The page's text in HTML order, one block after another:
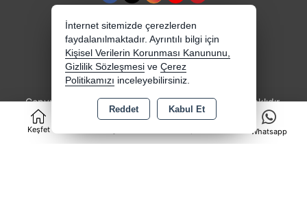
Keşfet
0
Whatsapp
Copyright 2026 eslemkirtasiye.com - Tüm hakları saklıdır.
Kredi kartı bilgileriniz 256bit SSL sertifikası ile
korunmaktadır.
İnternet sitemizde çerezlerden
faydalanılmaktadır. Ayrıntılı bilgi için
Kişisel Verilerin Korunması Kanununu,
Gizlilik Sözleşmesi ve Çerez
Politikamızı inceleyebilirsiniz.
Reddet Kabul Et